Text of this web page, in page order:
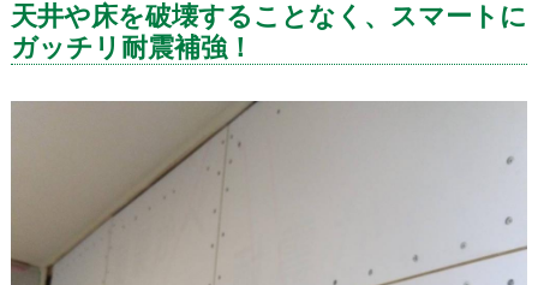
天井や床を破壊することなく、スマートに
ガッチリ耐震補強！